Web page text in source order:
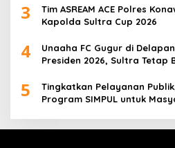
3
Tim ASREAM ACE Polres
Kapolda Sultra Cup 2026
4
Unaaha FC Gugur di
Presiden 2026, Sultra Tetap
5
Tingkatkan Pelayanan
Program SIMPUL untuk